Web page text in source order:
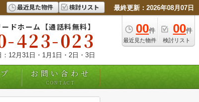
最近見た物件 検討リスト 最終更新：2026年08月07日
00件
最近見た物件
00件
検討リスト
ドホーム【通話料無料】
423-023
12月31日・1月1日・2日・3日
お問い合わせ
CONTACT